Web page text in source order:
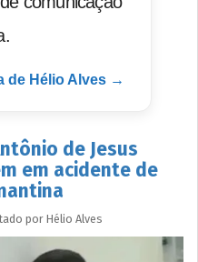
de Hélio Alves →
de Jesus
em acidente de
porHélio Alves